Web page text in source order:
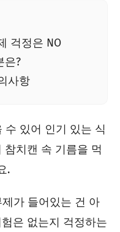
걱정은 NO
은?
사항
수 있어 인기 있는 식
참치캔 속 기름을 먹
.
가 들어있는 건 아
은 없는지 걱정하는